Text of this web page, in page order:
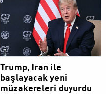
DÜNYA
Trump, İran ile
başlayacak yeni
müzakereleri duyurdu